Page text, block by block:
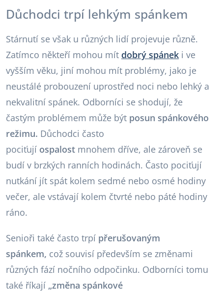
Důchodci trpí lehkým spánkem
Stárnutí se však u různých lidí projevuje různě.
Zatímco někteří mohou mít dobrý spánek i ve
vyšším věku, jiní mohou mít problémy, jako je
neustálé probouzení uprostřed noci nebo lehký a
nekvalitní spánek. Odborníci se shodují, že
častým problémem může být posun spánkového
režimu. Důchodci často
pociťují ospalost mnohem dříve, ale zároveň se
budí v brzkých ranních hodinách. Často pociťují
nutkání jít spát kolem sedmé nebo osmé hodiny
večer, ale vstávají kolem čtvrté nebo páté hodiny
ráno.
Senioři také často trpí přerušovaným
spánkem, což souvisí především se změnami
různých fází nočního odpočinku. Odborníci tomu
také říkají „změna spánkové